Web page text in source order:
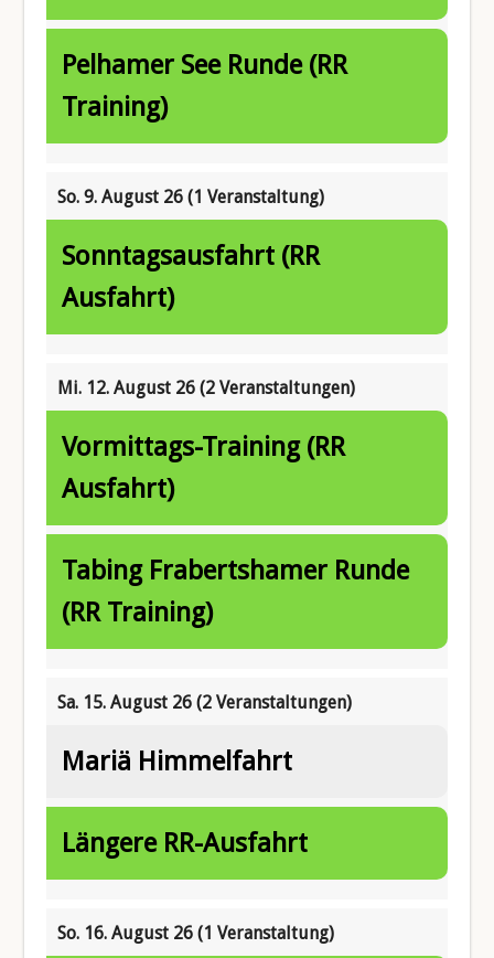
Pelhamer See Runde (RR
Training)
So. 9. August 26(1 Veranstaltung)
Sonntagsausfahrt (RR
Ausfahrt)
Mi. 12. August 26(2 Veranstaltungen)
Vormittags-Training (RR
Ausfahrt)
Tabing Frabertshamer Runde
(RR Training)
Sa. 15. August 26(2 Veranstaltungen)
Mariä Himmelfahrt
Längere RR-Ausfahrt
So. 16. August 26(1 Veranstaltung)